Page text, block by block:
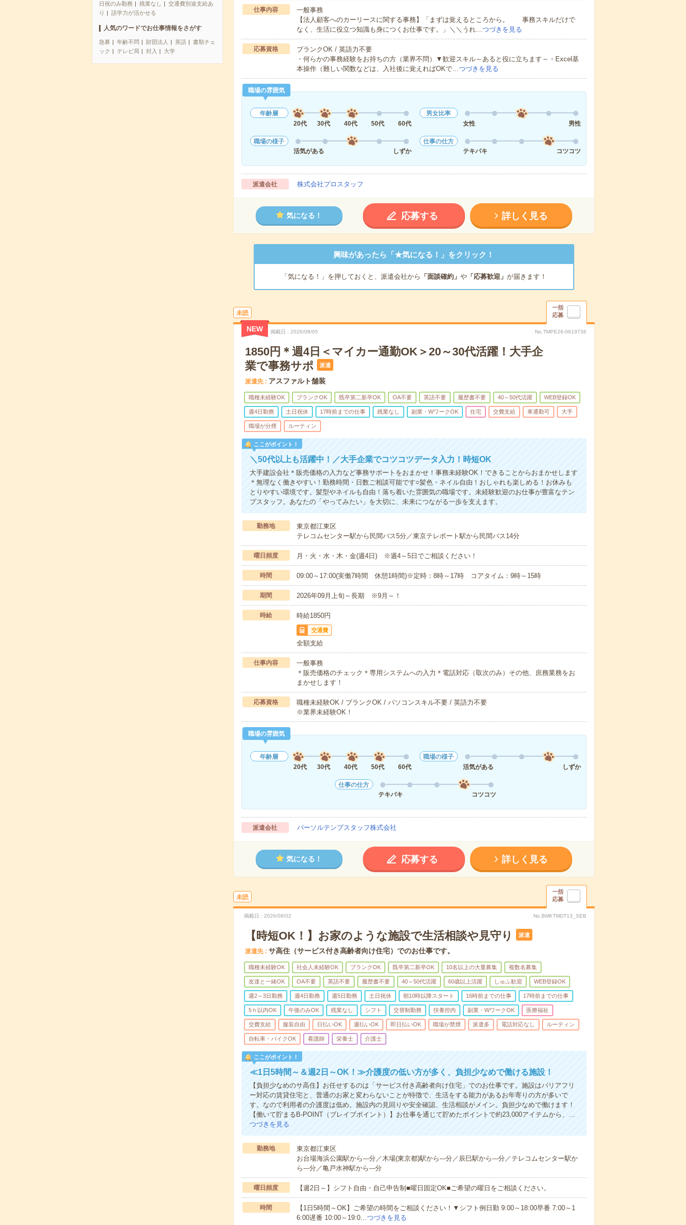
日祝のみ勤務
残業なし
交通費別途支給あ
り
語学力が活かせる
人気のワードでお仕事情報をさがす
急募 年齢不問 財団法人 英語
書類チェ
ック
テレビ局 封入 大学
仕事内容
一般事務
【法人顧客へのカーリースに関する事務】「まずは覚えるところから。 事務スキルだけで
なく、生活に役立つ知識も身につくお仕事です。」＼＼うれ…つづきを見る
応募資格
ブランクOK / 英語力不要
・何らかの事務経験をお持ちの方（業界不問）▼歓迎スキル～あると役に立ちます～・Excel基
本操作（難しい関数などは、入社後に覚えればOKで…つづきを見る
職場の雰囲気
年齢層
20代
30代 40代 50代 60代
男女比率
女性
男性
職場の様子
活気がある
しずか
仕事の仕方
テキパキ
コツコツ
派遣会社 株式会社プロスタッフ
気になる！ 応募する 詳しく見る
興味があったら「★気になる！」をクリック！
「気になる！」を押しておくと、派遣会社から 「面談確約」 や「応募歓迎」 が届きます！
未読
一括
応募
NEW 掲載日 2026/08/05 No.TMPE26-0619736
1850円＊週4日＜マイカー通勤OK＞20～30代活躍！大手企
業で事務サポ
派遣
派遣先 アスファルト舗装
職種未経験OK ブランクOK 既卒第二新卒OK OA不要 英語不要 履歴書不要 40～50代活躍 WEB登録OK
週4日勤務 土日祝休 17時前までの仕事 残業なし 副業・WワークOK 住宅 交費支給 車通勤可 大手
職場が分煙 ルーティン
ここがポイント！
＼50代以上も活躍中！／大手企業でコツコツデータ入力！時短OK
大手建設会社＊販売価格の入力など事務サポートをおまかせ！事務未経験OK！できることからおまかせします
＊無理なく働きやすい！勤務時間・日数ご相談可能です○髪色・ネイル自由！おしゃれも楽しめる！お休みも
とりやすい環境です。髪型やネイルも自由！落ち着いた雰囲気の職場です。未経験歓迎のお仕事が豊富なテン
プスタッフ。あなたの「やってみたい」を大切に、未来につながる一歩を支えます。
勤務地
東京都江東区
テレコムセンター駅から民間バス5分／東京テレポート駅から民間バス14分
曜日頻度 月・火・水・木・金(週4日) ※週4～5日でご相談ください！
時間 09:00～17:00(実働7時間 休憩1時間)※定時：8時～17時 コアタイム：9時～15時
期間 2026年09月上旬～長期 ※9月～！
時給 時給1850円
交通費
全額支給
仕事内容
一般事務
＊販売価格のチェック＊専用システムへの入力＊電話対応（取次のみ）その他、庶務業務をお
まかせします！
応募資格
職種未経験OK / ブランクOK / パソコンスキル不要 / 英語力不要
※業界未経験OK！
職場の雰囲気
年齢層
20代
30代 40代 50代 60代
職場の様子
活気がある
しずか
仕事の仕方
テキパキ
コツコツ
派遣会社 パーソルテンプスタッフ株式会社
気になる！ 応募する 詳しく見る
未読
一括
応募
掲載日 2026/08/02 No.BMKTMDT13_SEB
【時短OK！】お家のような施設で生活相談や見守り 派遣
派遣先 サ高住（サービス付き高齢者向け住宅）でのお仕事です。
職種未経験OK 社会人未経験OK ブランクOK 既卒第二新卒OK 10名以上の大量募集 複数名募集
友達と一緒OK OA不要 英語不要 履歴書不要 40～50代活躍 60歳以上活躍 しゅふ歓迎 WEB登録OK
週2～3日勤務 週4日勤務 週5日勤務 土日祝休 朝10時以降スタート 16時前までの仕事 17時前までの仕事
5ｈ以内OK 午後のみOK 残業なし シフト 交替制勤務 扶養控内 副業・WワークOK 医療福祉
交費支給 服装自由 日払いOK 週払いOK 即日払いOK 職場が禁煙 派遣多 電話対応なし ルーティン
自転車・バイクOK 看護師 栄養士 介護士
ここがポイント！
≪1日5時間～＆週2日～OK！≫介護度の低い方が多く、負担少なめで働ける施設！
【負担少なめのサ高住】お任せするのは「サービス付き高齢者向け住宅」でのお仕事です。施設はバリアフリ
ー対応の賃貸住宅と、普通のお家と変わらないことが特徴で、生活をする能力があるお年寄りの方が多いで
す。なので利用者の介護度は低め。施設内の見回りや安全確認、生活相談がメイン。負担少なめで働けます！
【働いて貯まるB-POINT（ブレイブポイント）】お仕事を通じて貯めたポイントで約23,000アイテムから、…
つづきを見る
勤務地
東京都江東区
お台場海浜公園駅から---分／木場(東京都)駅から---分／辰巳駅から---分／テレコムセンター駅か
ら---分／亀戸水神駅から---分
曜日頻度 【週2日～】シフト自由・自己申告制■曜日固定OK■ご希望の曜日をご相談ください。
時間
【1日5時間～OK】ご希望の時間をご相談ください！▼シフト例日勤 9:00～18:00早番 7:00～1
6:00遅番 10:00～19:0…つづきを見る